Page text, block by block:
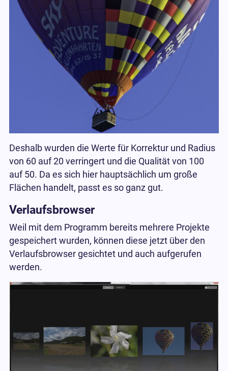
Deshalb wurden die Werte für Korrektur und Radius
von 60 auf 20 verringert und die Qualität von 100
auf 50. Da es sich hier hauptsächlich um große
Flächen handelt, passt es so ganz gut.
Verlaufsbrowser
Weil mit dem Programm bereits mehrere Projekte
gespeichert wurden, können diese jetzt über den
Verlaufsbrowser gesichtet und auch aufgerufen
werden.